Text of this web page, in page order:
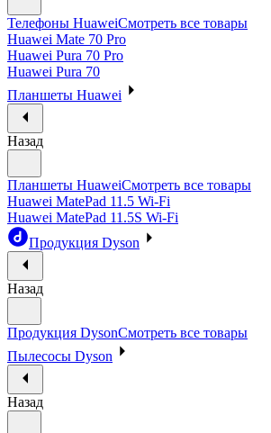
Телефоны HuaweiСмотреть все товары
Huawei Mate 70 Pro
Huawei Pura 70 Pro
Huawei Pura 70
Планшеты Huawei
Назад
Планшеты HuaweiСмотреть все товары
Huawei MatePad 11.5 Wi-Fi
Huawei MatePad 11.5S Wi-Fi
Продукция Dyson
Назад
Продукция DysonСмотреть все товары
Пылесосы Dyson
Назад